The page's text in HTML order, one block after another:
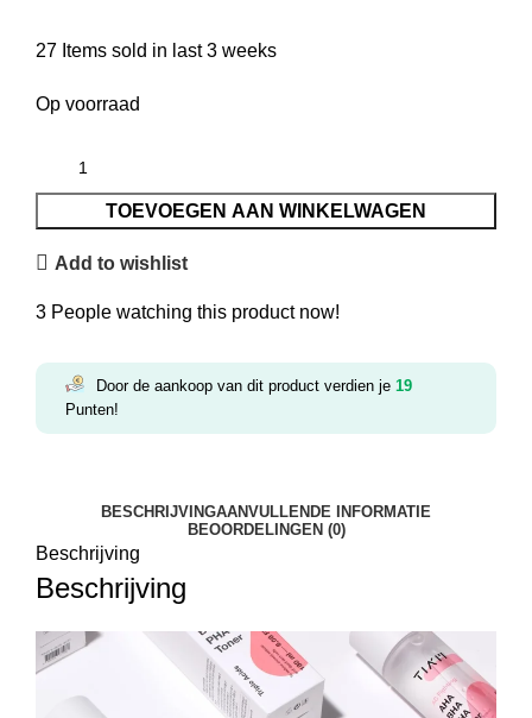
27 Items sold in last 3 weeks
Op voorraad
TOEVOEGEN AAN WINKELWAGEN
Add to wishlist
3 People watching this product now!
Door de aankoop van dit product verdien je 19
Punten!
BESCHRIJVINGAANVULLENDE INFORMATIE
BEOORDELINGEN (0)
Beschrijving
Beschrijving